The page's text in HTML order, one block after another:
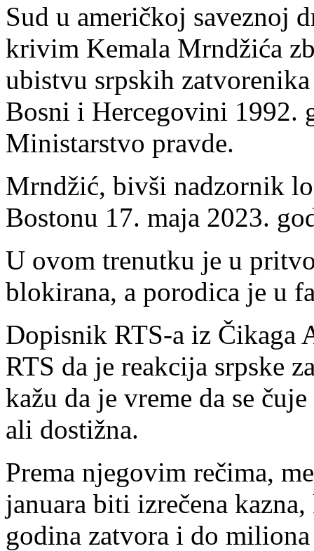
Sud u američkoj saveznoj
krivim Kemala Mrndžića
ubistvu srpskih
Bosni i Hercegovini 1992.
Ministarstvo pravde.
Mrndžić, bivši nadzornik
Bostonu 17. maja 2023.
U ovom trenutku je u
blokirana, a porodica je u
Dopisnik RTS-a iz Čikaga
RTS da je reakcija srpske
kažu da je vreme da se
ali dostižna.
Prema njegovim rečima,
januara biti izrečena
godina zatvora i do